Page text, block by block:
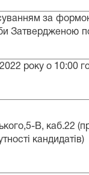
за
року о 10:00
В, каб.22
кандидатів)